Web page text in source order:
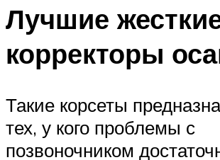
Лучшие
корректоры
Такие корсеты
тех, у кого проблемы с
позвоночником